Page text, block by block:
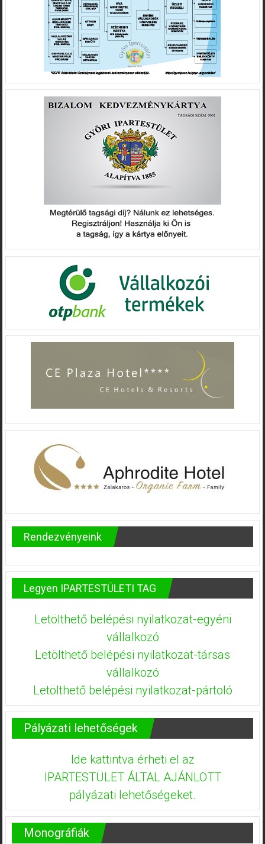
Rendezvényeink
Legyen IPARTESTÜLETI TAG
Letölthető belépési nyilatkozat-egyéni
vállalkozó
Letölthető belépési nyilatkozat-társas
vállalkozó
Letölthető belépési nyilatkozat-pártoló
Pályázati lehetőségek
Ide kattintva érheti el az
IPARTESTÜLET ÁLTAL AJÁNLOTT
pályázati lehetőségeket.
Monográfiák